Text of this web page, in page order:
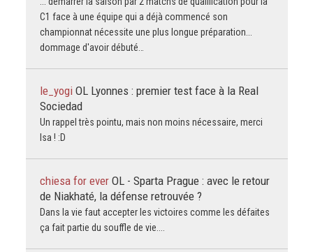
C1 face à une équipe qui a déjà commencé son
championnat nécessite une plus longue préparation...
dommage d'avoir débuté…
le_yogi OL Lyonnes : premier test face à la Real
Sociedad
Un rappel très pointu, mais non moins nécessaire, merci
Isa ! :D
chiesa for ever OL - Sparta Prague : avec le retour
de Niakhaté, la défense retrouvée ?
Dans la vie faut accepter les victoires comme les défaites
ça fait partie du souffle de vie....